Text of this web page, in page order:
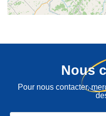
Nous
Pour nous contacter,